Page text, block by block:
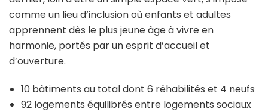
comme un lieu d’inclusion où enfants et adultes
apprennent dès le plus jeune âge à vivre en
harmonie, portés par un esprit d’accueil et
d’ouverture.
10 bâtiments au total dont 6 réhabilités et 4 neufs
92 logements équilibrés entre logements sociaux